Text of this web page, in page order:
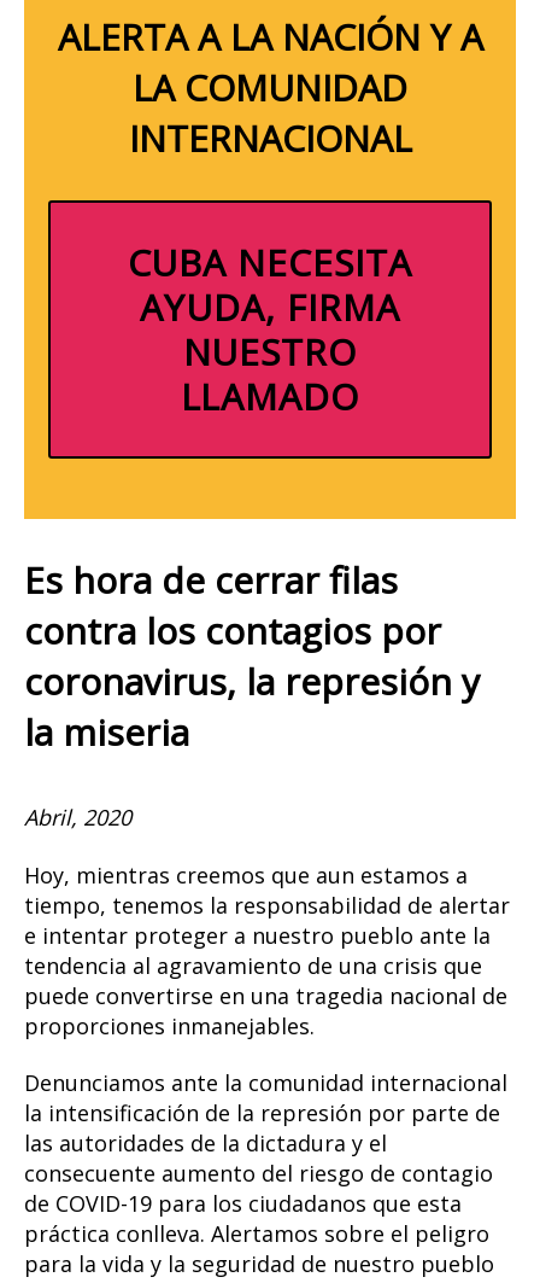
ALERTA A LA NACIÓN Y A
LA COMUNIDAD
INTERNACIONAL
CUBA NECESITA
AYUDA, FIRMA
NUESTRO
LLAMADO
Es hora de cerrar filas
contra los contagios por
coronavirus, la represión y
la miseria
Abril, 2020
Hoy, mientras creemos que aun estamos a
tiempo, tenemos la responsabilidad de alertar
e intentar proteger a nuestro pueblo ante la
tendencia al agravamiento de una crisis que
puede convertirse en una tragedia nacional de
proporciones inmanejables.
Denunciamos ante la comunidad internacional
la intensificación de la represión por parte de
las autoridades de la dictadura y el
consecuente aumento del riesgo de contagio
de COVID-19 para los ciudadanos que esta
práctica conlleva. Alertamos sobre el peligro
para la vida y la seguridad de nuestro pueblo